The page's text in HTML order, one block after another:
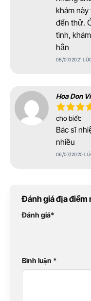
khám
đến thử.
tình,
hẳn
08/07/2021
Hoa Don
cho biết:
Bác sĩ
nhiều
06/07/2020
Đánh giá địa điểm
Đánh giá*
Bình luận *